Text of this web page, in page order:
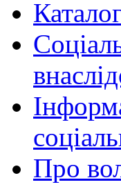
Про